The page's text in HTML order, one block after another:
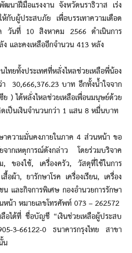
นาฝีมือแรงงาน จังหวัดนราธิวาส เร่ง
ห้กับผู้ประสบภัย เพื่อบรรเทาความเดือด
วันที่ 10 สิงหาคม 2566 ดำเนินการ
และคงเหลืออีกจำนวน 413 หลัง
งประเทศที่หลั่งไหลช่วยเหลือพี่น้อง
า 30,666,376.23 บาท อีกทั้งน้ำใจจาก
ย ) ได้หลั่งไหลช่วยเหลือเพื่อนมนุษย์ด้วย
เป็นเงินจำนวนกว่า 1 แสน 8 หมื่นบาท
มมั่นคงภายในภาค 4 ส่วนหน้า ขอ
ากเหตุการณ์ดังกล่าว โดยร่วมบริจาค
ของใช้, เครื่องครัว, วัสดุที่ใช้ในการ
อผ้า, ยารักษาโรค เครื่องเรียน, เครื่อง
และกิจการพิเศษ กองอำนวยการรักษา
น้า หมายเลขโทรศัพท์ 073 – 262572
ลือได้ที่ ชื่อบัญชี “เงินช่วยเหลือผู้ประสบ
3-66122-0 ธนาคารกรุงไทย สาขา
น